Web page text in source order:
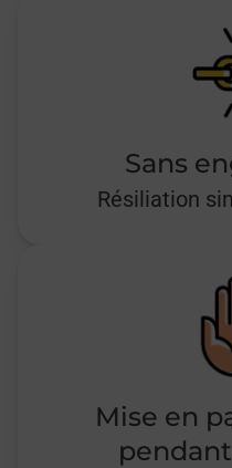
Sans
Résiliation
Mise en